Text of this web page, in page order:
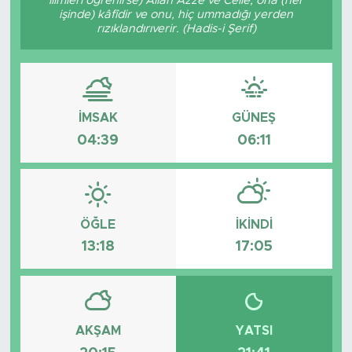
işinde) kâfîdir ve onu, hiç ummadığı yerden
rızıklandırıverir. (Hadis-i Şerif)
İMSAK
04:39
GÜNEŞ
06:11
ÖĞLE
13:18
İKINDI
17:05
AKŞAM YATSI
Söyleşi
Foto Şaka
Teknoloji
Politika